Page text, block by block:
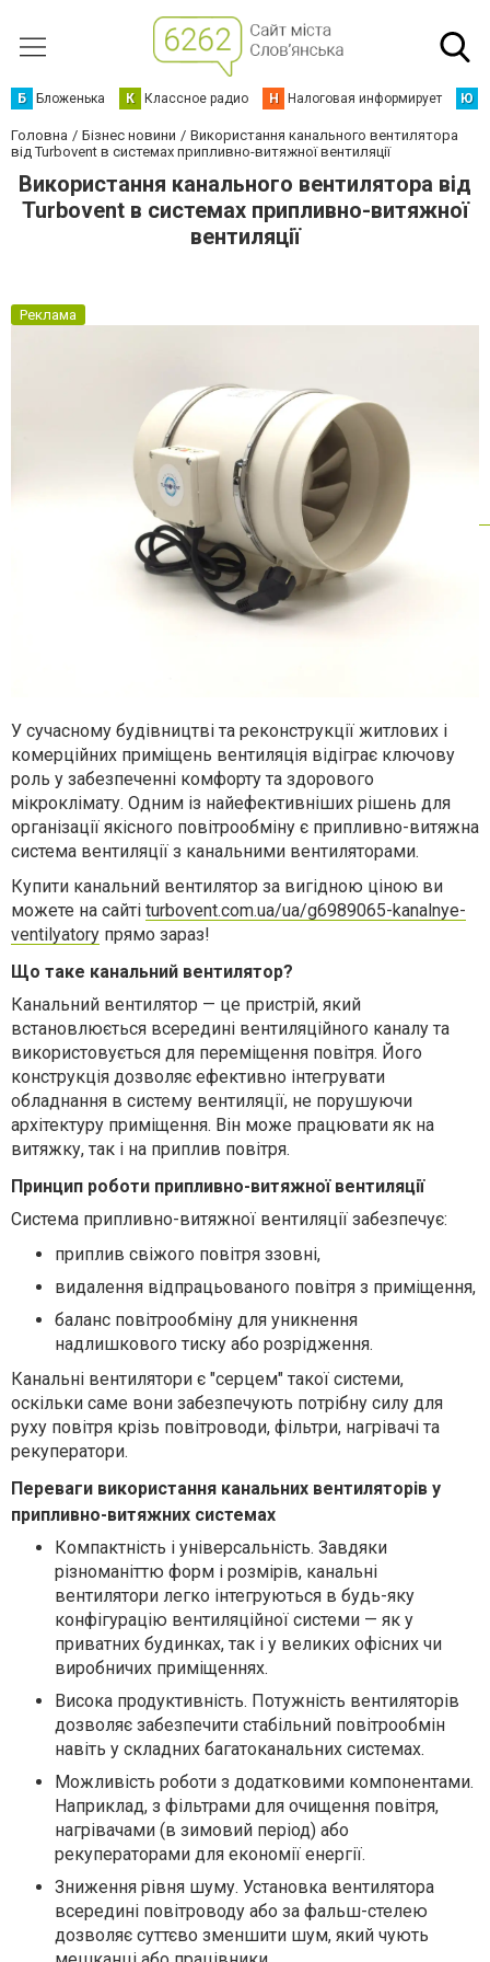
Б Бложенька К Классное радио Н Налоговая информирует Ю
Головна Бізнес новини
Використання канального вентилятора
від Turbovent в системах припливно-витяжної вентиляції
Використання канального вентилятора від
Turbovent в системах припливно-витяжної
вентиляції
Реклама
У сучасному будівництві та реконструкції житлових і
комерційних приміщень вентиляція відіграє ключову
роль у забезпеченні комфорту та здорового
мікроклімату. Одним із найефективніших рішень для
організації якісного повітрообміну є припливно-витяжна
система вентиляції з канальними вентиляторами.
Купити канальний вентилятор за вигідною ціною ви
можете на сайті turbovent.com.ua/ua/g6989065-kanalnye-
ventilyatory прямо зараз!
Що таке канальний вентилятор?
Канальний вентилятор — це пристрій, який
встановлюється всередині вентиляційного каналу та
використовується для переміщення повітря. Його
конструкція дозволяє ефективно інтегрувати
обладнання в систему вентиляції, не порушуючи
архітектуру приміщення. Він може працювати як на
витяжку, так і на приплив повітря.
Принцип роботи припливно-витяжної вентиляції
Система припливно-витяжної вентиляції забезпечує:
приплив свіжого повітря ззовні,
видалення відпрацьованого повітря з приміщення,
баланс повітрообміну для уникнення
надлишкового тиску або розрідження.
Канальні вентилятори є "серцем" такої системи,
оскільки саме вони забезпечують потрібну силу для
руху повітря крізь повітроводи, фільтри, нагрівачі та
рекуператори.
Переваги використання канальних вентиляторів у
припливно-витяжних системах
Компактність і універсальність. Завдяки
різноманіттю форм і розмірів, канальні
вентилятори легко інтегруються в будь-яку
конфігурацію вентиляційної системи — як у
приватних будинках, так і у великих офісних чи
виробничих приміщеннях.
Висока продуктивність. Потужність вентиляторів
дозволяє забезпечити стабільний повітрообмін
навіть у складних багатоканальних системах.
Можливість роботи з додатковими компонентами.
Наприклад, з фільтрами для очищення повітря,
нагрівачами (в зимовий період) або
рекуператорами для економії енергії.
Зниження рівня шуму. Установка вентилятора
всередині повітроводу або за фальш-стелею
дозволяє суттєво зменшити шум, який чують